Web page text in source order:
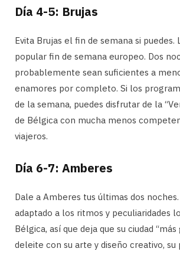
Día 4-5: Brujas
Evita Brujas el fin de semana si puedes.
popular fin de semana europeo. Dos
probablemente sean suficientes a
enamores por completo. Si los
de la semana, puedes disfrutar de la
de Bélgica con mucha menos
viajeros.
Día 6-7: Amberes
Dale a Amberes tus últimas dos noches.
adaptado a los ritmos y peculiaridades
Bélgica, así que deja que su ciudad
deleite con su arte y diseño creativo, su